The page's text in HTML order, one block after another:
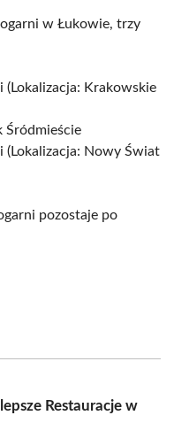
w Łukowie, trzy
(Lokalizacja: Krakowskie
Śródmieście
(Lokalizacja: Nowy Świat
pozostaje po
Restauracje w